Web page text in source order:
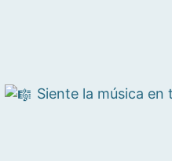
Siente la música en